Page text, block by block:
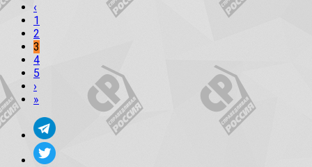
‹
1
2
3
4
5
›
»